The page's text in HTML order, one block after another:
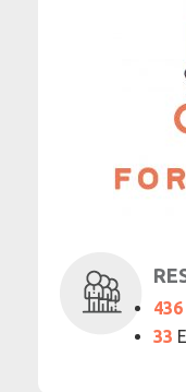
436
33